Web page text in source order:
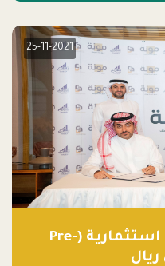
25-11-2021
تطبيق مونة يغلق جولة استثمارية (Pre-